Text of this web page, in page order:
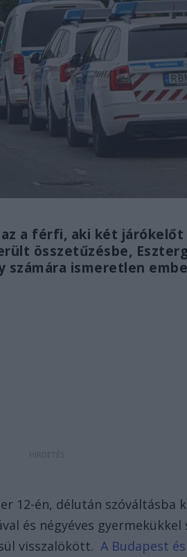
a férfi, aki két
összetűzésbe,
számára ismeretlen
12-én, délután szóváltásba
és négyéves gyermekükkel
visszalökött.A Budapest